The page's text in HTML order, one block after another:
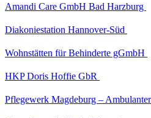
Amandi Care GmbH Bad Harzburg
Diakoniestation Hannover-Süd
Wohnstätten für Behinderte gGmbH
HKP Doris Hoffie GbR
Pflegewerk Magdeburg –